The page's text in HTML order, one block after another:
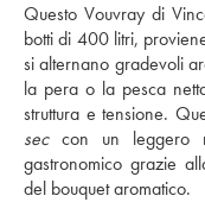
Questo Vouvray di
botti di 400 litri,
si alternano gradevoli
la pera o la pesca
struttura e tensione.
sec con un leggero
gastronomico grazie
del bouquet aromatico.